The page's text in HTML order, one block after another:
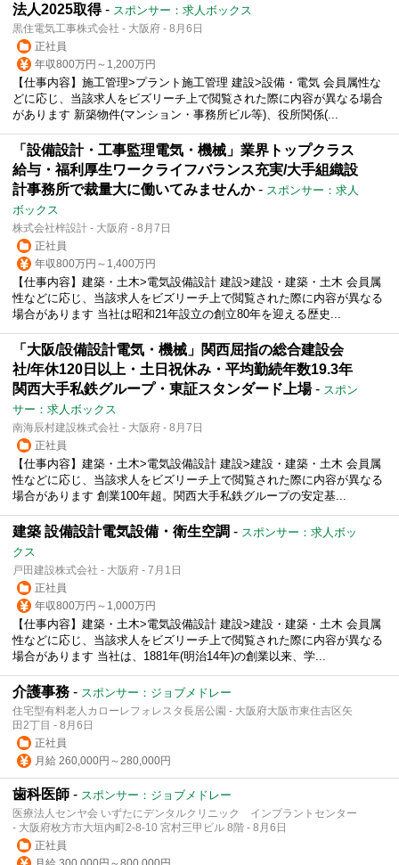
法人2025取得- スポンサー：求人ボックス
黒住電気工事株式会社 - 大阪府 - 8月6日
正社員
年収800万円～1,200万円
【仕事内容】施工管理>プラント施工管理 建設>設備・電気 会員属性な
どに応じ、当該求人をビズリーチ上で閲覧された際に内容が異なる場合
があります 新築物件(マンション・事務所ビル等)、役所関係(...
「設備設計・工事監理電気・機械」業界トップクラス
給与・福利厚生ワークライフバランス充実/大手組織設
計事務所で裁量大に働いてみませんか- スポンサー：求人
ボックス
株式会社梓設計 - 大阪府 - 8月7日
正社員
年収800万円～1,400万円
【仕事内容】建築・土木>電気設備設計 建設>建設・建築・土木 会員属
性などに応じ、当該求人をビズリーチ上で閲覧された際に内容が異なる
場合があります 当社は昭和21年設立の創立80年を迎える歴史...
「大阪/設備設計電気・機械」関西屈指の総合建設会
社/年休120日以上・土日祝休み・平均勤続年数19.3年
関西大手私鉄グループ・東証スタンダード上場- スポン
サー：求人ボックス
南海辰村建設株式会社 - 大阪府 - 8月7日
正社員
【仕事内容】建築・土木>電気設備設計 建設>建設・建築・土木 会員属
性などに応じ、当該求人をビズリーチ上で閲覧された際に内容が異なる
場合があります 創業100年超。関西大手私鉄グループの安定基...
建築 設備設計電気設備・衛生空調 - スポンサー：求人ボッ
クス
戸田建設株式会社 - 大阪府 - 7月1日
正社員
年収800万円～1,000万円
【仕事内容】建築・土木>電気設備設計 建設>建設・建築・土木 会員属
性などに応じ、当該求人をビズリーチ上で閲覧された際に内容が異なる
場合があります 当社は、1881年(明治14年)の創業以来、学...
介護事務 - スポンサー：ジョブメドレー
住宅型有料老人カローレフォレスタ長居公園 - 大阪府大阪市東住吉区矢
田2丁目 - 8月6日
正社員
月給 260,000円～280,000円
歯科医師 - スポンサー：ジョブメドレー
医療法人センヤ会 いずたにデンタルクリニック インプラントセンター
- 大阪府枚方市大垣内町2-8-10 宮村三甲ビル 8階 - 8月6日
正社員